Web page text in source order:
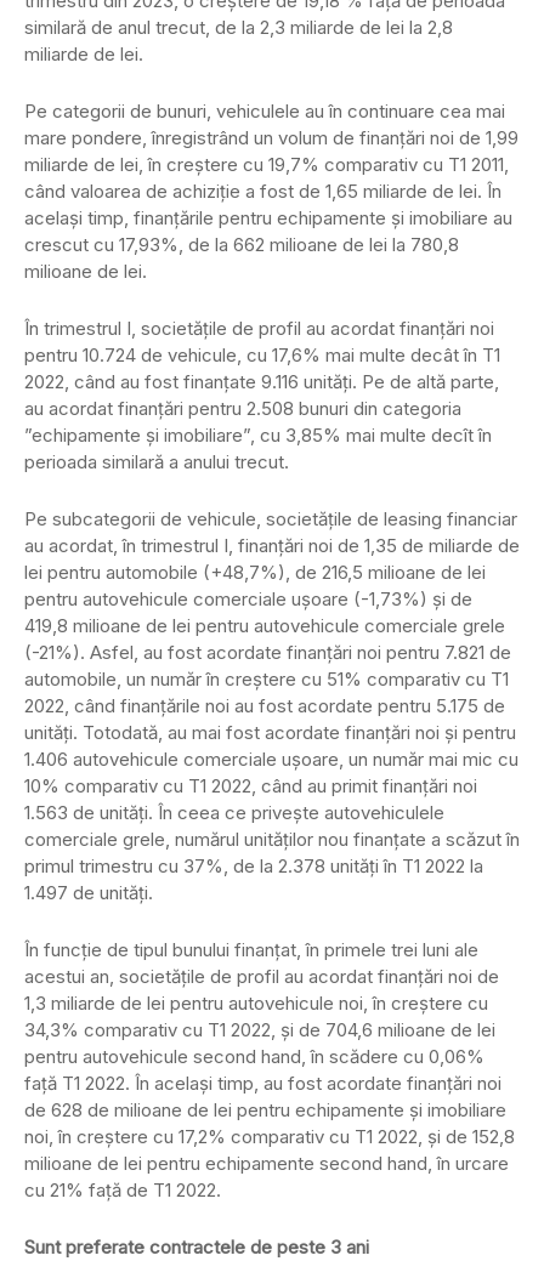
similară de anul trecut, de la 2,3 miliarde de lei la 2,8
miliarde de lei.
Pe categorii de bunuri, vehiculele au în continuare cea mai
mare pondere, înregistrând un volum de finanțări noi de 1,99
miliarde de lei, în creștere cu 19,7% comparativ cu T1 2011,
când valoarea de achiziție a fost de 1,65 miliarde de lei. În
același timp, finanțările pentru echipamente și imobiliare au
crescut cu 17,93%, de la 662 milioane de lei la 780,8
milioane de lei.
În trimestrul I, societățile de profil au acordat finanțări noi
pentru 10.724 de vehicule, cu 17,6% mai multe decât în T1
2022, când au fost finanțate 9.116 unități. Pe de altă parte,
au acordat finanțări pentru 2.508 bunuri din categoria
”echipamente și imobiliare”, cu 3,85% mai multe decît în
perioada similară a anului trecut.
Pe subcategorii de vehicule, societățile de leasing financiar
au acordat, în trimestrul I, finanțări noi de 1,35 de miliarde de
lei pentru automobile (+48,7%), de 216,5 milioane de lei
pentru autovehicule comerciale ușoare (-1,73%) și de
419,8 milioane de lei pentru autovehicule comerciale grele
(-21%). Asfel, au fost acordate finanțări noi pentru 7.821 de
automobile, un număr în creștere cu 51% comparativ cu T1
2022, când finanțările noi au fost acordate pentru 5.175 de
unități. Totodată, au mai fost acordate finanțări noi și pentru
1.406 autovehicule comerciale ușoare, un număr mai mic cu
10% comparativ cu T1 2022, când au primit finanțări noi
1.563 de unități. În ceea ce privește autovehiculele
comerciale grele, numărul unităților nou finanțate a scăzut în
primul trimestru cu 37%, de la 2.378 unități în T1 2022 la
1.497 de unități.
În funcție de tipul bunului finanțat, în primele trei luni ale
acestui an, societățile de profil au acordat finanțări noi de
1,3 miliarde de lei pentru autovehicule noi, în creștere cu
34,3% comparativ cu T1 2022, și de 704,6 milioane de lei
pentru autovehicule second hand, în scădere cu 0,06%
față T1 2022. În același timp, au fost acordate finanțări noi
de 628 de milioane de lei pentru echipamente și imobiliare
noi, în creștere cu 17,2% comparativ cu T1 2022, și de 152,8
milioane de lei pentru echipamente second hand, în urcare
cu 21% față de T1 2022.
Sunt preferate contractele de peste 3 ani